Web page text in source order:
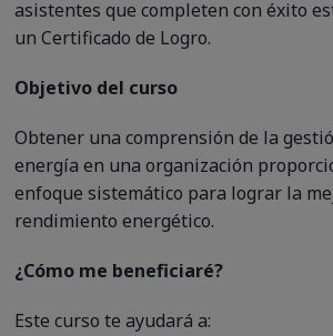
asistentes que completen con éxito
un Certificado de Logro.
Objetivo del curso
Obtener una comprensión de la
energía en una organización
enfoque sistemático para lograr la
rendimiento energético.
¿Cómo me beneficiaré?
Este curso te ayudará a: